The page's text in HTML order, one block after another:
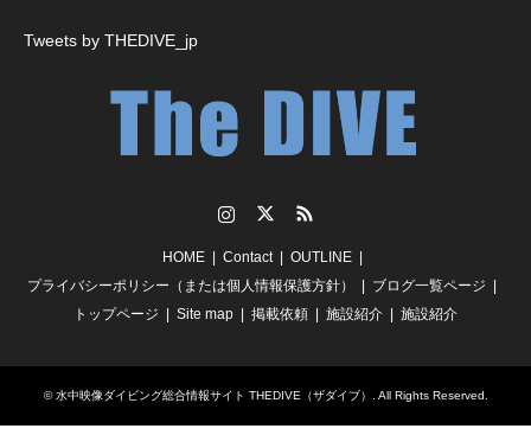
Tweets by THEDIVE_jp
HOME Contact
OUTLINE
プライバシーポリシー（または個人情報保護方針）
ブログ一覧ページ
トップページ
Site map 掲載依頼 施設紹介 施設紹介
©水中映像ダイビング総合情報サイト THEDIVE（ザダイブ） . All Rights Reserved.